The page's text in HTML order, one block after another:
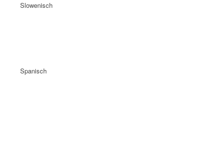
Slowenisch
Spanisch